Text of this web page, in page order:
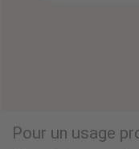
Pour un usage